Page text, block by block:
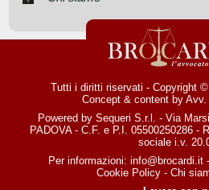
Tutti i diritti riservati - Copyright
Concept & content by Avv.
Powered by Sequeri S.r.l. - Via
PADOVA - C.F. e P.I. 05500250286 -
sociale i.v.
Per informazioni: info@brocardi.it-
Cookie Policy - Chi